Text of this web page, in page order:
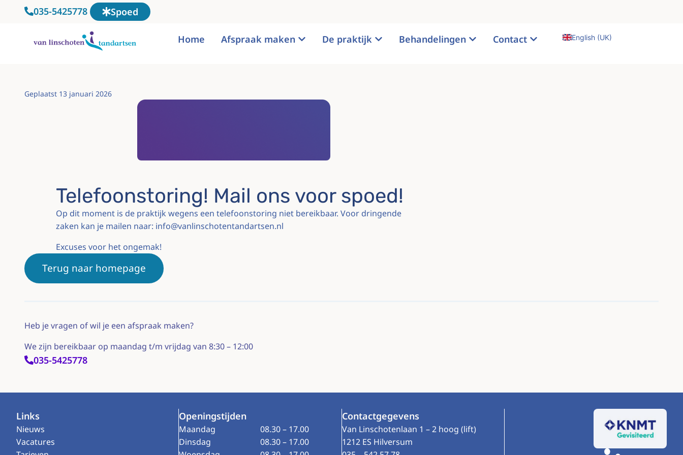
035-5425778 Spoed
Home Afspraak maken De praktijk Behandelingen Contact English (UK)
Geplaatst 13 januari 2026
Telefoonstoring! Mail ons voor spoed!
Op dit moment is de praktijk wegens een telefoonstoring niet bereikbaar. Voor dringende
zaken kan je mailen naar: info@vanlinschotentandartsen.nl
Excuses voor het ongemak!
Terug naar homepage
Heb je vragen of wil je een afspraak maken?
We zijn bereikbaar op maandag t/m vrijdag van 8:30 – 12:00
035-5425778
Footer
Links
Nieuws
Vacatures
Openingstijden
Maandag
08.30 – 17.00
Dinsdag
08.30 – 17.00
Contactgegevens
Van Linschotenlaan 1 – 2 hoog (lift)
1212 ES Hilversum